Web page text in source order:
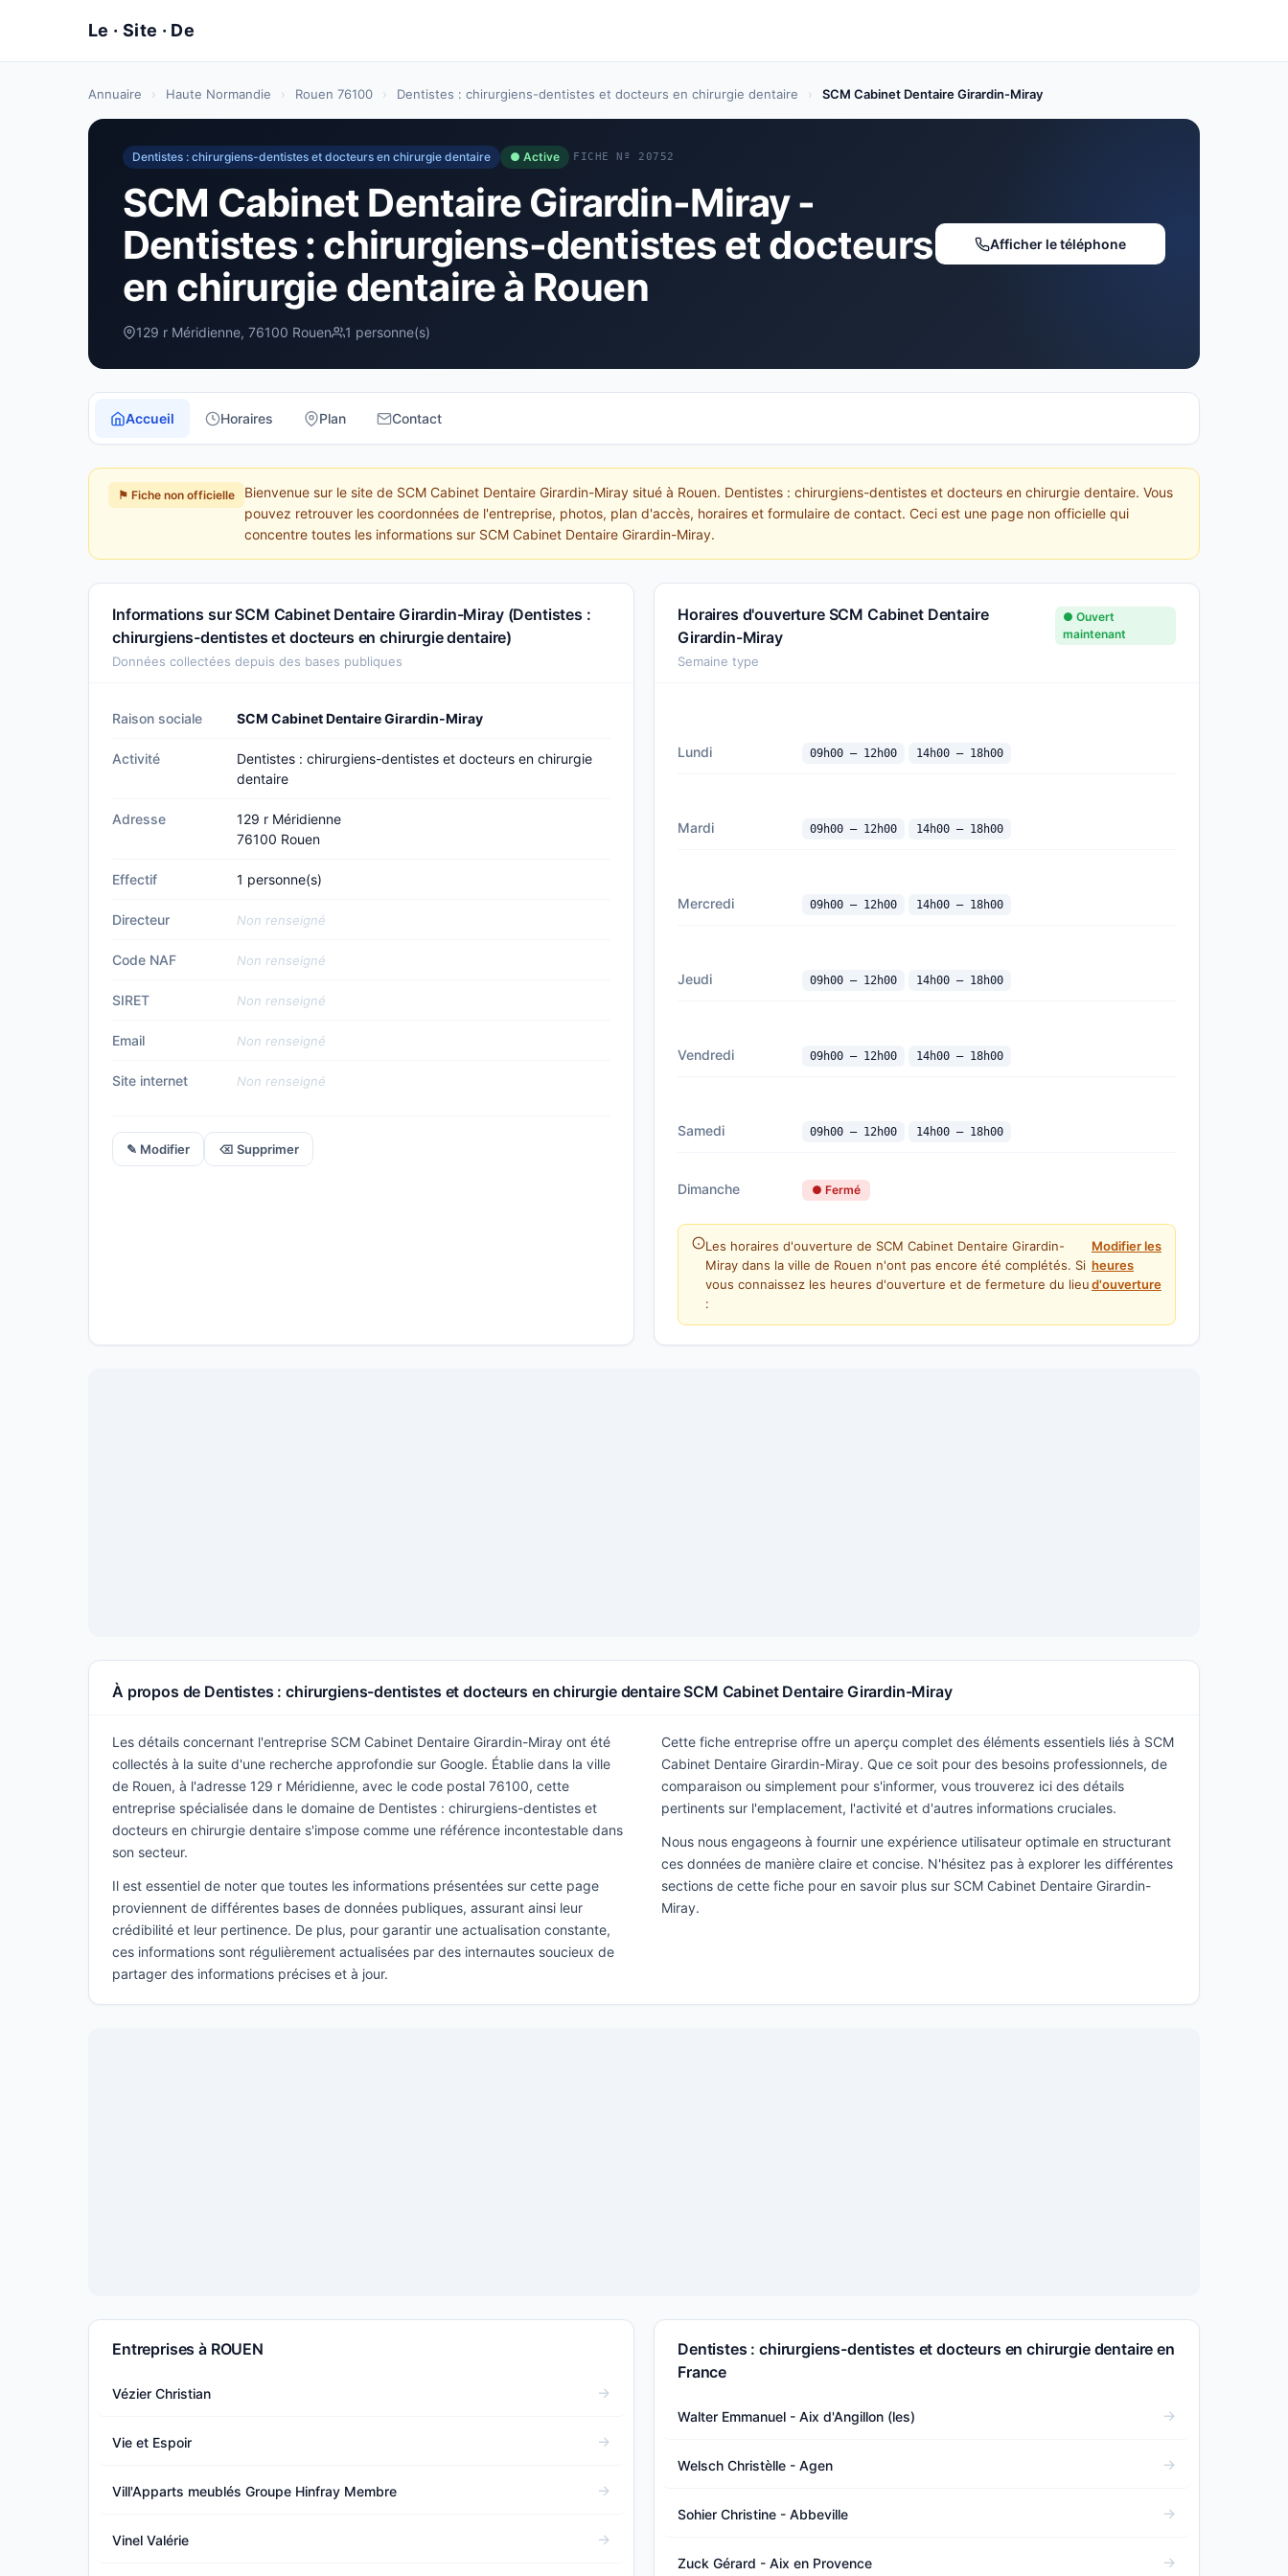
Annuaire › Haute Normandie › Rouen 76100 › Dentistes : chirurgiens-dentistes et docteurs en chirurgie dentaire › SCM Cabinet Dentaire Girardin-Miray
Dentistes : chirurgiens-dentistes et docteurs en chirurgie dentaire ● Active FICHE Nº 20752
SCM Cabinet Dentaire Girardin-Miray -
Dentistes : chirurgiens-dentistes et docteurs
en chirurgie dentaire à Rouen
129 r Méridienne, 76100 Rouen 1 personne(s)
Afficher le téléphone
Accueil Horaires Plan Contact
⚑ Fiche non officielle
Bienvenue sur le site de SCM Cabinet Dentaire Girardin-Miray situé à Rouen. Dentistes : chirurgiens-dentistes et docteurs en chirurgie dentaire. Vous
pouvez retrouver les coordonnées de l'entreprise, photos, plan d'accès, horaires et formulaire de contact. Ceci est une page non officielle qui
concentre toutes les informations sur SCM Cabinet Dentaire Girardin-Miray.
Informations sur SCM Cabinet Dentaire Girardin-Miray (Dentistes :
chirurgiens-dentistes et docteurs en chirurgie dentaire)
Données collectées depuis des bases publiques
Raison sociale SCM Cabinet Dentaire Girardin-Miray
Activité
Dentistes : chirurgiens-dentistes et docteurs en chirurgie
dentaire
Adresse
129 r Méridienne
76100 Rouen
Effectif 1 personne(s)
Directeur Non renseigné
Code NAF Non renseigné
SIRET Non renseigné
Email Non renseigné
Site internet Non renseigné
✎ Modifier ⌫ Supprimer
Horaires d'ouverture SCM Cabinet Dentaire
Girardin-Miray
● Ouvert
maintenant
Semaine type
Lundi 09h00 — 12h00 14h00 — 18h00
Mardi 09h00 — 12h00 14h00 — 18h00
Mercredi 09h00 — 12h00 14h00 — 18h00
Jeudi 09h00 — 12h00 14h00 — 18h00
Vendredi 09h00 — 12h00 14h00 — 18h00
Samedi 09h00 — 12h00 14h00 — 18h00
Dimanche ● Fermé
Les horaires d'ouverture de SCM Cabinet Dentaire Girardin-
Miray dans la ville de Rouen n'ont pas encore été complétés. Si
vous connaissez les heures d'ouverture et de fermeture du lieu
:
Modifier les
heures
d'ouverture
À propos de Dentistes : chirurgiens-dentistes et docteurs en chirurgie dentaire SCM Cabinet Dentaire Girardin-Miray
Les détails concernant l'entreprise SCM Cabinet Dentaire Girardin-Miray ont été
collectés à la suite d'une recherche approfondie sur Google. Établie dans la ville
de Rouen, à l'adresse 129 r Méridienne, avec le code postal 76100, cette
entreprise spécialisée dans le domaine de Dentistes : chirurgiens-dentistes et
docteurs en chirurgie dentaire s'impose comme une référence incontestable dans
son secteur.
Il est essentiel de noter que toutes les informations présentées sur cette page
proviennent de différentes bases de données publiques, assurant ainsi leur
crédibilité et leur pertinence. De plus, pour garantir une actualisation constante,
ces informations sont régulièrement actualisées par des internautes soucieux de
partager des informations précises et à jour.
Cette fiche entreprise offre un aperçu complet des éléments essentiels liés à SCM
Cabinet Dentaire Girardin-Miray. Que ce soit pour des besoins professionnels, de
comparaison ou simplement pour s'informer, vous trouverez ici des détails
pertinents sur l'emplacement, l'activité et d'autres informations cruciales.
Nous nous engageons à fournir une expérience utilisateur optimale en structurant
ces données de manière claire et concise. N'hésitez pas à explorer les différentes
sections de cette fiche pour en savoir plus sur SCM Cabinet Dentaire Girardin-
Miray.
Entreprises à ROUEN
Vézier Christian
Vie et Espoir
Vill'Apparts meublés Groupe Hinfray Membre
Vinel Valérie
Dentistes : chirurgiens-dentistes et docteurs en chirurgie dentaire en
France
Walter Emmanuel - Aix d'Angillon (les)
Welsch Christèlle - Agen
Sohier Christine - Abbeville
Zuck Gérard - Aix en Provence